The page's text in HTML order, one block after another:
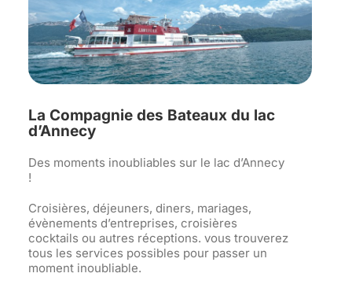
La Compagnie des Bateaux du lac
d’Annecy
Des moments inoubliables sur le lac d’Annecy
!
Croisières, déjeuners, diners, mariages,
évènements d’entreprises, croisières
cocktails ou autres réceptions. vous trouverez
tous les services possibles pour passer un
moment inoubliable.